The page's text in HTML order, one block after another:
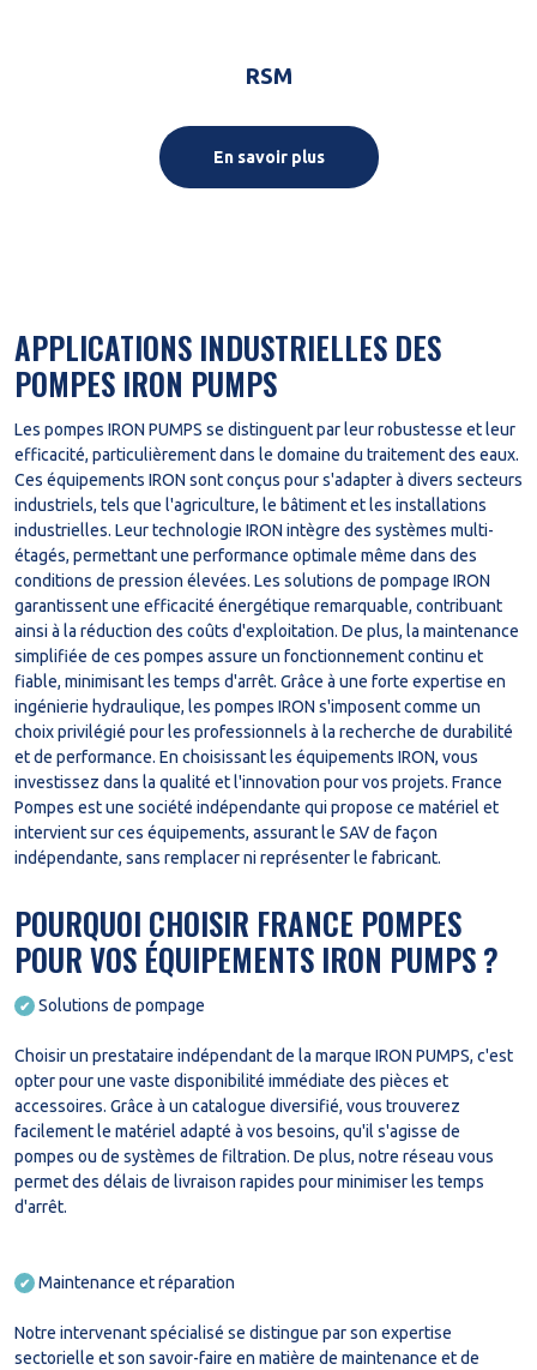
RSM
En savoir plus
APPLICATIONS INDUSTRIELLES DES
POMPES IRON PUMPS
Les pompes IRON PUMPS se distinguent par leur robustesse et leur
efficacité, particulièrement dans le domaine du traitement des eaux.
Ces équipements IRON sont conçus pour s'adapter à divers secteurs
industriels, tels que l'agriculture, le bâtiment et les installations
industrielles. Leur technologie IRON intègre des systèmes multi-
étagés, permettant une performance optimale même dans des
conditions de pression élevées. Les solutions de pompage IRON
garantissent une efficacité énergétique remarquable, contribuant
ainsi à la réduction des coûts d'exploitation. De plus, la maintenance
simplifiée de ces pompes assure un fonctionnement continu et
fiable, minimisant les temps d'arrêt. Grâce à une forte expertise en
ingénierie hydraulique, les pompes IRON s'imposent comme un
choix privilégié pour les professionnels à la recherche de durabilité
et de performance. En choisissant les équipements IRON, vous
investissez dans la qualité et l'innovation pour vos projets. France
Pompes est une société indépendante qui propose ce matériel et
intervient sur ces équipements, assurant le SAV de façon
indépendante, sans remplacer ni représenter le fabricant.
POURQUOI CHOISIR FRANCE POMPES
POUR VOS ÉQUIPEMENTS IRON PUMPS ?
✔ Solutions de pompage
Choisir un prestataire indépendant de la marque IRON PUMPS, c'est
opter pour une vaste disponibilité immédiate des pièces et
accessoires. Grâce à un catalogue diversifié, vous trouverez
facilement le matériel adapté à vos besoins, qu'il s'agisse de
pompes ou de systèmes de filtration. De plus, notre réseau vous
permet des délais de livraison rapides pour minimiser les temps
d'arrêt.
✔ Maintenance et réparation
Notre intervenant spécialisé se distingue par son expertise
sectorielle et son savoir-faire en matière de maintenance et de